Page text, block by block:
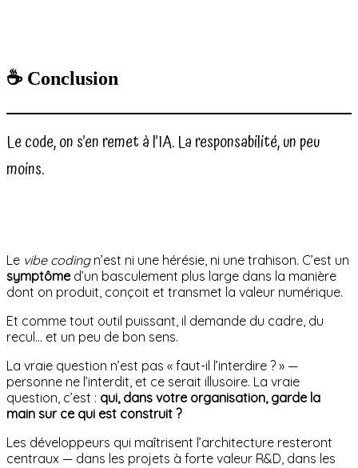
☕ Conclusion
Le code, on s’en remet à l’IA. La responsabilité, un peu
moins.
Le vibe codingn’est ni une hérésie, ni une trahison. C’est un
symptômed’un basculement plus large dans la manière
dont on produit, conçoit et transmet la valeur numérique.
Et comme tout outil puissant, il demande du cadre, du
recul… et un peu de bon sens.
La vraie question n’est pas « faut-il l’interdire ? » —
personne ne l’interdit, et ce serait illusoire. La vraie
question, c’est : qui, dans votre organisation, garde la
main sur ce qui est construit ?
Les développeurs qui maîtrisent l’architecture resteront
centraux — dans les projets à forte valeur R&D, dans les